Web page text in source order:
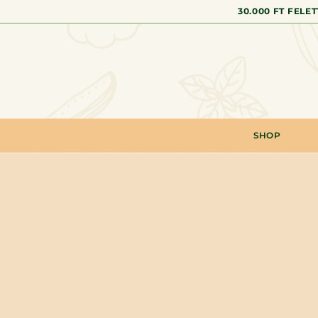
30.000 FT
SHOP